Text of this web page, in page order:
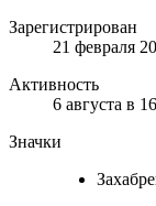
Зарегистрирован
21 февраля
Активность
6 августа в
Значки